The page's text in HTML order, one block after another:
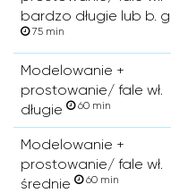
bardzo długie lub b.
75 min
Modelowanie +
prostowanie/ fale wł.
długie
60 min
Modelowanie +
prostowanie/ fale wł.
średnie
60 min